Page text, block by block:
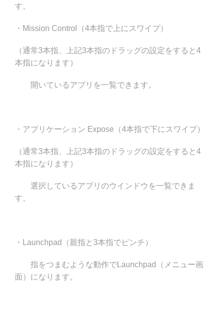
す。
・Mission Control（4本指で上にスワイプ）
（通常3本指、上記3本指のドラッグの設定をすると4
本指になります）
開いているアプリを一覧できます。
・アプリケーション Expose（4本指で下にスワイプ）
（通常3本指、上記3本指のドラッグの設定をすると4
本指になります）
選択しているアプリのウインドウを一覧できま
す。
・Launchpad（親指と3本指でピンチ）
指をつまむような動作でLaunchpad（メニュー画
面）になります。